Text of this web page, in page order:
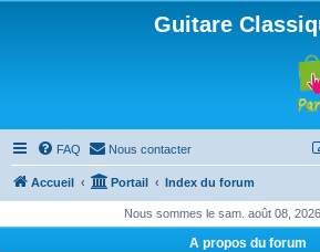
Guitare
FAQ Nous contacter
Accueil Portail Index du forum
Nous sommes le sam. août 08,
A propos du forum